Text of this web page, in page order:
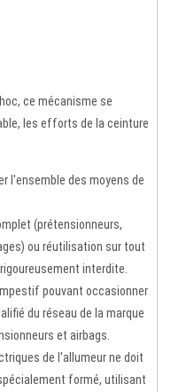
ce mécanisme se
les efforts de la ceinture
l'ensemble des moyens de
(prétensionneurs,
ou réutilisation sur tout
interdite.
pouvant occasionner
du réseau de la marque
et airbags.
de l'allumeur ne doit
formé, utilisant